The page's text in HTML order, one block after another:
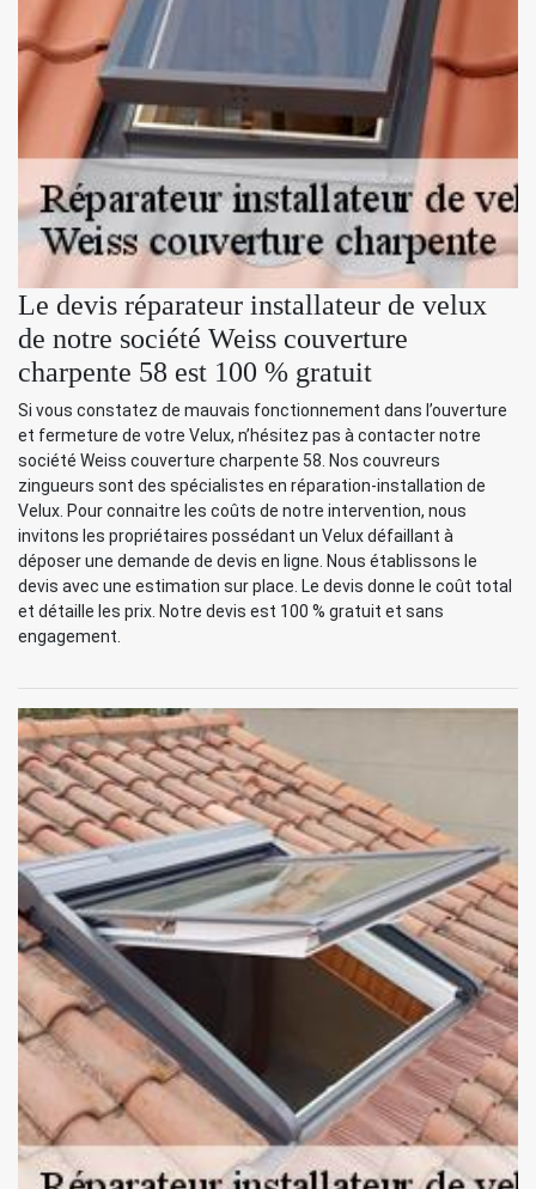
Le devis réparateur installateur de velux
de notre société Weiss couverture
charpente 58 est 100 % gratuit
Si vous constatez de mauvais fonctionnement dans l’ouverture
et fermeture de votre Velux, n’hésitez pas à contacter notre
société Weiss couverture charpente 58. Nos couvreurs
zingueurs sont des spécialistes en réparation-installation de
Velux. Pour connaitre les coûts de notre intervention, nous
invitons les propriétaires possédant un Velux défaillant à
déposer une demande de devis en ligne. Nous établissons le
devis avec une estimation sur place. Le devis donne le coût total
et détaille les prix. Notre devis est 100 % gratuit et sans
engagement.